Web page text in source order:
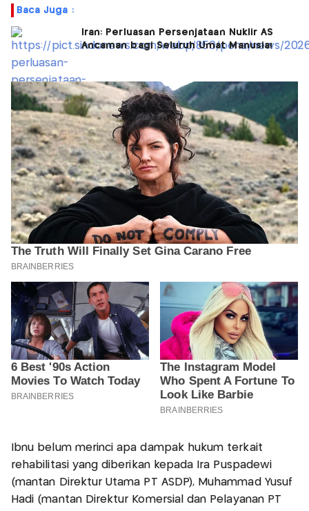
Baca Juga :
Iran: Perluasan Persenjataan Nuklir AS
Ancaman bagi Seluruh Umat Manusia!
Ibnu belum merinci apa dampak hukum terkait
rehabilitasi yang diberikan kepada Ira Puspadewi
(mantan Direktur Utama PT ASDP), Muhammad Yusuf
Hadi (mantan Direktur Komersial dan Pelayanan PT